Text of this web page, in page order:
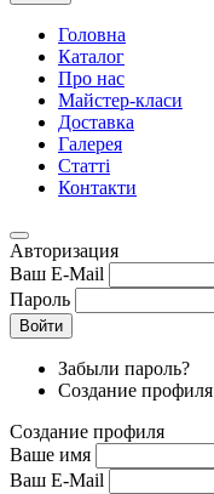
Головна
Каталог
Про нас
Майстер-класи
Доставка
Галерея
Статтi
Контакти
Авторизация
Ваш E-Mail
Пароль
Войти
Забыли пароль?
Создание профиля
Создание профиля
Ваше имя
Ваш E-Mail